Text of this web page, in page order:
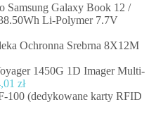
Samsung Galaxy Book 12 /
Li-Polymer 7.7V
Ochronna Srebrna 8X12M
1450G 1D Imager Multi-
zł
100 (dedykowane karty RFID